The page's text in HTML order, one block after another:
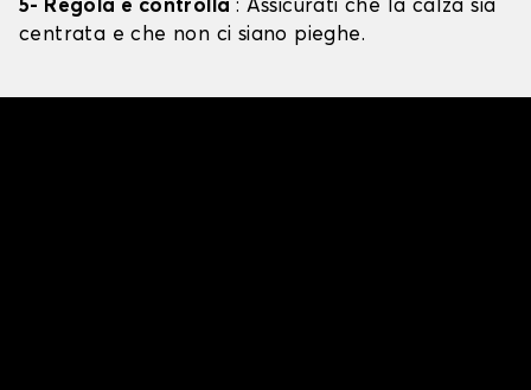
5- Regola e controlla : Assicurati che la calza sia
centrata e che non ci siano pieghe.